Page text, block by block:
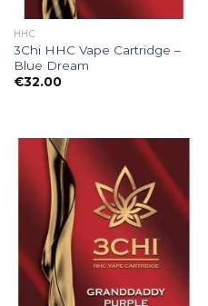
HHC
3Chi HHC Vape Cartridge –
Blue Dream
€32.00